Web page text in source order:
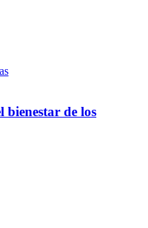
de los